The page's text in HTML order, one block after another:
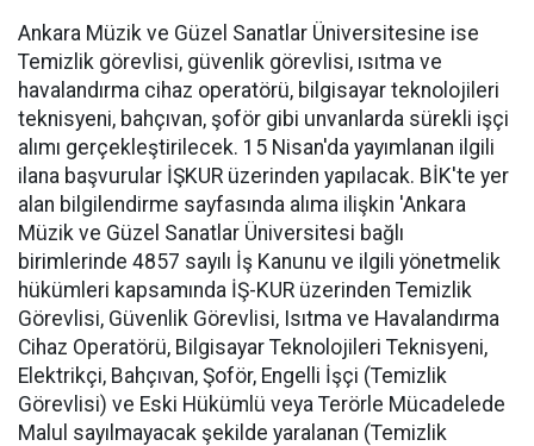
Ankara Müzik ve Güzel Sanatlar Üniversitesine ise
Temizlik görevlisi, güvenlik görevlisi, ısıtma ve
havalandırma cihaz operatörü, bilgisayar teknolojileri
teknisyeni, bahçıvan, şoför gibi unvanlarda sürekli işçi
alımı gerçekleştirilecek. 15 Nisan'da yayımlanan ilgili
ilana başvurular İŞKUR üzerinden yapılacak. BİK'te yer
alan bilgilendirme sayfasında alıma ilişkin 'Ankara
Müzik ve Güzel Sanatlar Üniversitesi bağlı
birimlerinde 4857 sayılı İş Kanunu ve ilgili yönetmelik
hükümleri kapsamında İŞ-KUR üzerinden Temizlik
Görevlisi, Güvenlik Görevlisi, Isıtma ve Havalandırma
Cihaz Operatörü, Bilgisayar Teknolojileri Teknisyeni,
Elektrikçi, Bahçıvan, Şoför, Engelli İşçi (Temizlik
Görevlisi) ve Eski Hükümlü veya Terörle Mücadelede
Malul sayılmayacak şekilde yaralanan (Temizlik